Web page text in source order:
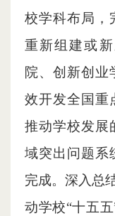
校学科布局，
重新组建或
院、创新创业
效开发全国重
推动学校发展
域突出问题系
完成。深入总
动学校“十五